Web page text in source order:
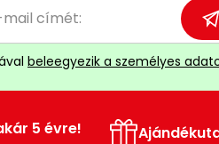
beleegyezik a személyes
5 évre!